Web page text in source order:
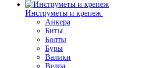
Инструметы и крепеж
Анкера
Биты
Болты
Буры
Валики
Ведра